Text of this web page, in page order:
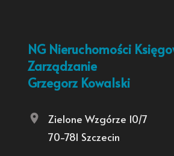
NG Nieruchomości
Zarządzanie
Grzegorz Kowalski
Zielone Wzgórze 10/7
70-781 Szczecin